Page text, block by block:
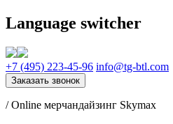
Language switcher
+7 (495) 223-45-96 info@tg-btl.com
Заказать звонок
/Online мерчандайзинг Skymax